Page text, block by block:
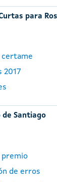
para
certame
2017
de Santiago
premio
de erros